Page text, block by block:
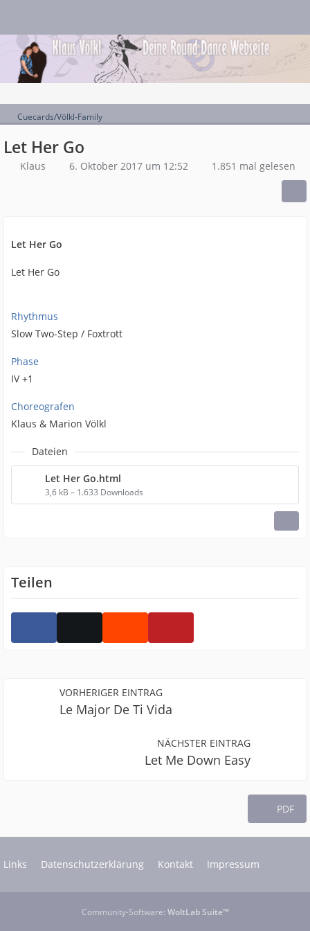
Cuecards/Völkl-Family
Let Her Go
Klaus 6. Oktober 2017 um 12:52 1.851 mal gelesen
Let Her Go
Let Her Go
Rhythmus
Slow Two-Step / Foxtrott
Phase
IV +1
Choreografen
Klaus & Marion Völkl
Dateien
Let Her Go.html
3,6 kB – 1.633 Downloads
Teilen
VORHERIGER EINTRAG
Le Major De Ti Vida
NÄCHSTER EINTRAG
Let Me Down Easy
PDF
Links Datenschutzerklärung Kontakt Impressum
Community-Software: WoltLab Suite™